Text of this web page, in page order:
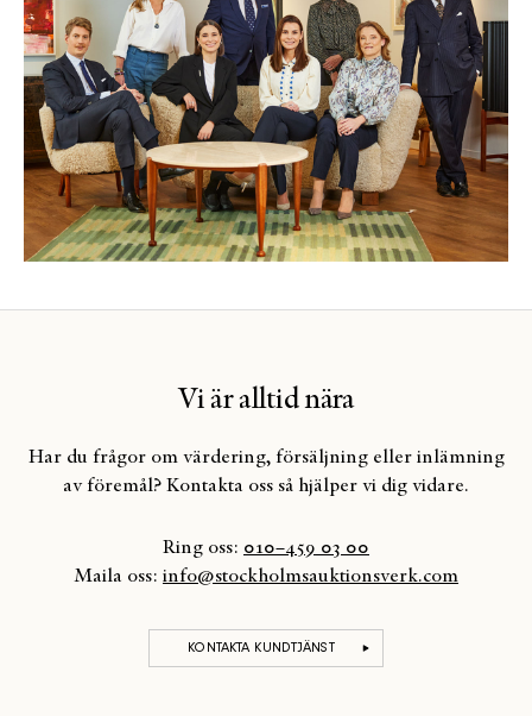
Vi är alltid nära
Har du frågor om värdering, försäljning eller inlämning
av föremål? Kontakta oss så hjälper vi dig vidare.
Ring oss: 010–459 03 00
Maila oss: info@stockholmsauktionsverk.com
KONTAKTA KUNDTJÄNST